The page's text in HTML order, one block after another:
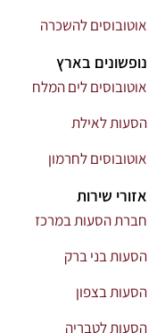
אוטובוסים להשכרה
נופשונים בארץ
אוטובוסים לים המלח
הסעות לאילת
אוטובוסים לחרמון
אזורי שירות
חברת הסעות במרכז
הסעות בני ברק
הסעות בצפון
הסעות לטבריה